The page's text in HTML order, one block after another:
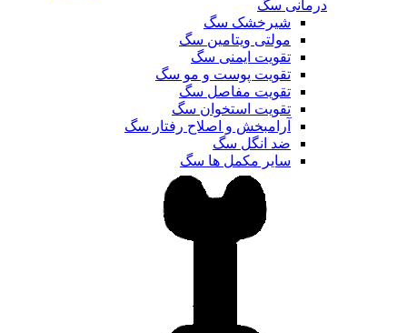
درمانی سگ
شیرخشک سگ
مولتی ویتامین سگ
تقویت ایمنی سگ
تقویت پوست و مو سگ
تقویت مفاصل سگ
تقویت استخوان سگ
آرامبخش و اصلاح رفتار سگ
ضد انگل سگ
سایر مکمل ها سگ